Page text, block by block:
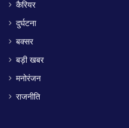
कैरियर
दुर्घटना
बक्सर
बड़ी खबर
मनोरंजन
राजनीति